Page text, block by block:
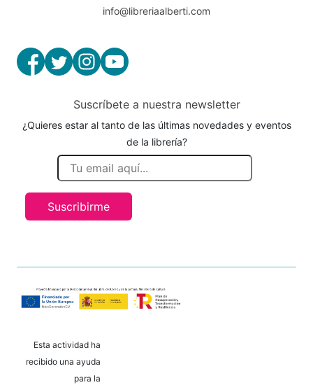
info@libreriaalberti.com
Suscríbete a nuestra newsletter
¿Quieres estar al tanto de las últimas novedades y eventos
de la librería?
Suscribirme
Esta actividad ha
recibido una ayuda
para la